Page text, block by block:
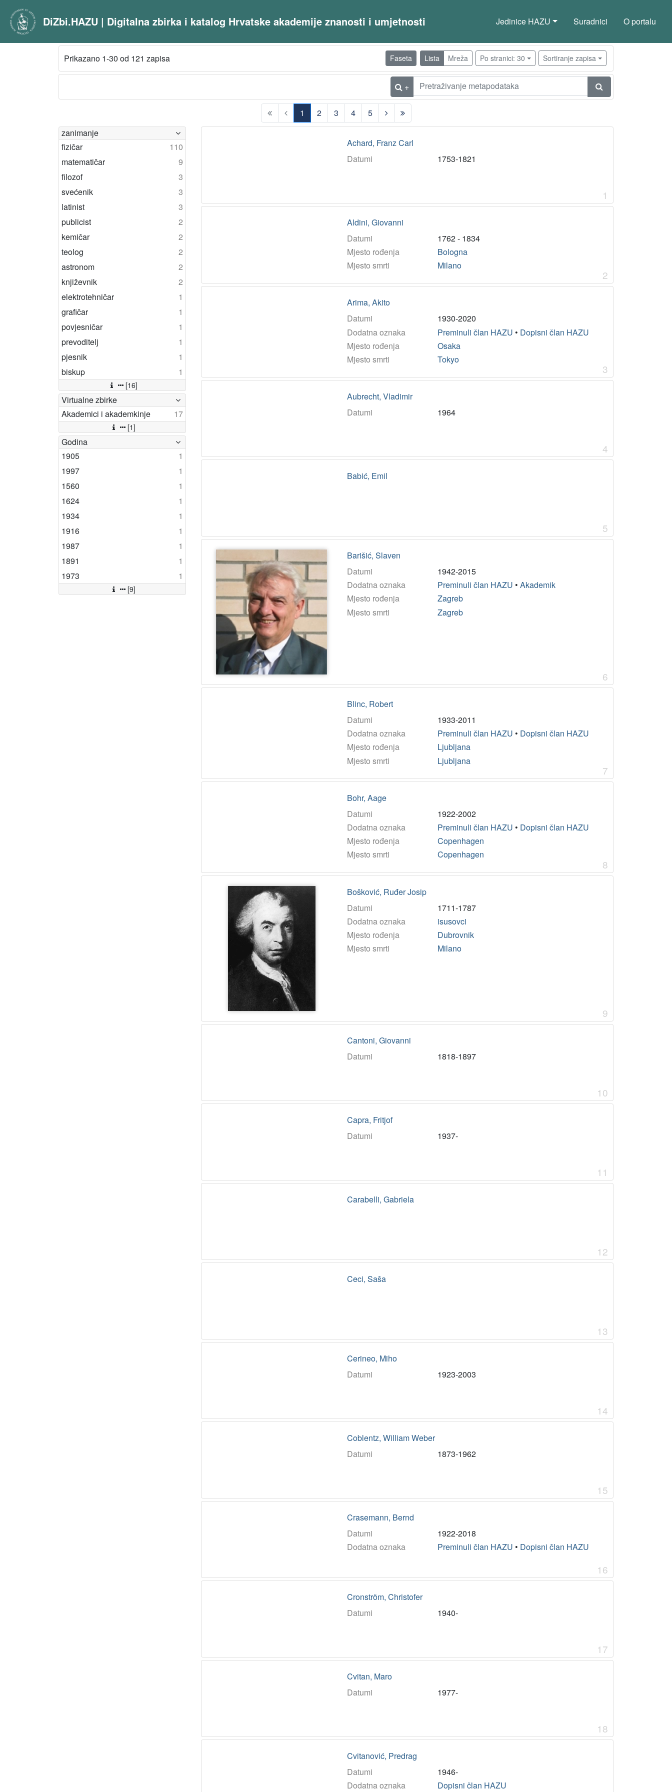
DiZbi.HAZU | Digitalna zbirka i katalog Hrvatske akademije znanosti i umjetnosti Jedinice HAZU Suradnici O portalu
Prikazano 1-30 od 121 zapisa Faseta Lista Mreža Po stranici: 30 Sortiranje zapisa
+
1
(current)
2 3 4
5
zanimanje
fizičar
110
matematičar
9
filozof
3
svećenik
3
latinist
3
publicist
2
kemičar
2
teolog
2
astronom
2
književnik
2
elektrotehničar
1
grafičar
1
povjesničar
1
prevoditelj
1
pjesnik
1
biskup
1
[16]
Virtualne zbirke
Akademici i akademkinje
17
[1]
Godina
1905
1
1997
1
1560
1
1624
1
1934
1
1916
1
1987
1
1891
1
1973
1
[9]
Achard, Franz Carl
Datumi
1753-1821
1
Aldini, Giovanni
Datumi
1762 - 1834
Mjesto rođenja
Bologna
Mjesto smrti
Milano
2
Arima, Akito
Datumi
1930-2020
Dodatna oznaka
Preminuli član HAZU • Dopisni član HAZU
Mjesto rođenja
Osaka
Mjesto smrti
Tokyo
3
Aubrecht, Vladimir
Datumi
1964
4
Babić, Emil
5
Barišić, Slaven
Datumi
1942-2015
Dodatna oznaka
Preminuli član HAZU • Akademik
Mjesto rođenja
Zagreb
Mjesto smrti
Zagreb
6
Blinc, Robert
Datumi
1933-2011
Dodatna oznaka
Preminuli član HAZU • Dopisni član HAZU
Mjesto rođenja
Ljubljana
Mjesto smrti
Ljubljana
7
Bohr, Aage
Datumi
1922-2002
Dodatna oznaka
Preminuli član HAZU • Dopisni član HAZU
Mjesto rođenja
Copenhagen
Mjesto smrti
Copenhagen
8
Bošković, Ruđer Josip
Datumi
1711-1787
Dodatna oznaka
isusovci
Mjesto rođenja
Dubrovnik
Mjesto smrti
Milano
9
Cantoni, Giovanni
Datumi
1818-1897
10
Capra, Fritjof
Datumi
1937-
11
Carabelli, Gabriela
12
Ceci, Saša
13
Cerineo, Miho
Datumi
1923-2003
14
Coblentz, William Weber
Datumi
1873-1962
15
Crasemann, Bernd
Datumi
1922-2018
Dodatna oznaka
Preminuli član HAZU • Dopisni član HAZU
16
Cronström, Christofer
Datumi
1940-
17
Cvitan, Maro
Datumi
1977-
18
Cvitanović, Predrag
Datumi
1946-
Dodatna oznaka
Dopisni član HAZU